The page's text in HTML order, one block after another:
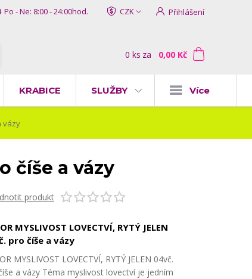
CZK Přihlášení
Po - Ne: 8:00 - 24:00hod.
0 ks za 0,00 Kč
KRABICE SLUŽBY Více
vázy
číše a vázy
produkt
MYSLIVOST LOVECTVÍ, RYTÝ JELEN
pro číše a vázy
MYSLIVOST LOVECTVÍ, RYTÝ JELEN 04vč.
a vázy Téma myslivost lovectví je jedním